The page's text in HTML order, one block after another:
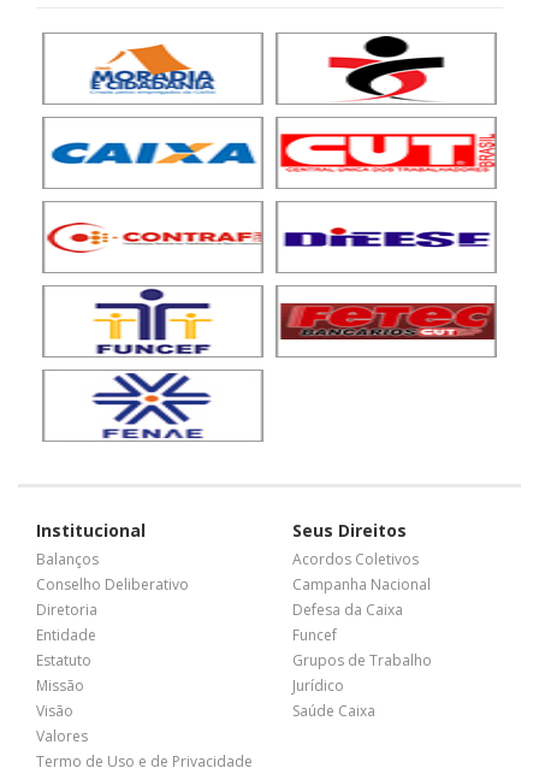
Institucional
Balanços
Conselho Deliberativo
Diretoria
Entidade
Estatuto
Missão
Visão
Valores
Termo de Uso e de Privacidade
Seus Direitos
Acordos Coletivos
Campanha Nacional
Defesa da Caixa
Funcef
Grupos de Trabalho
Jurídico
Saúde Caixa